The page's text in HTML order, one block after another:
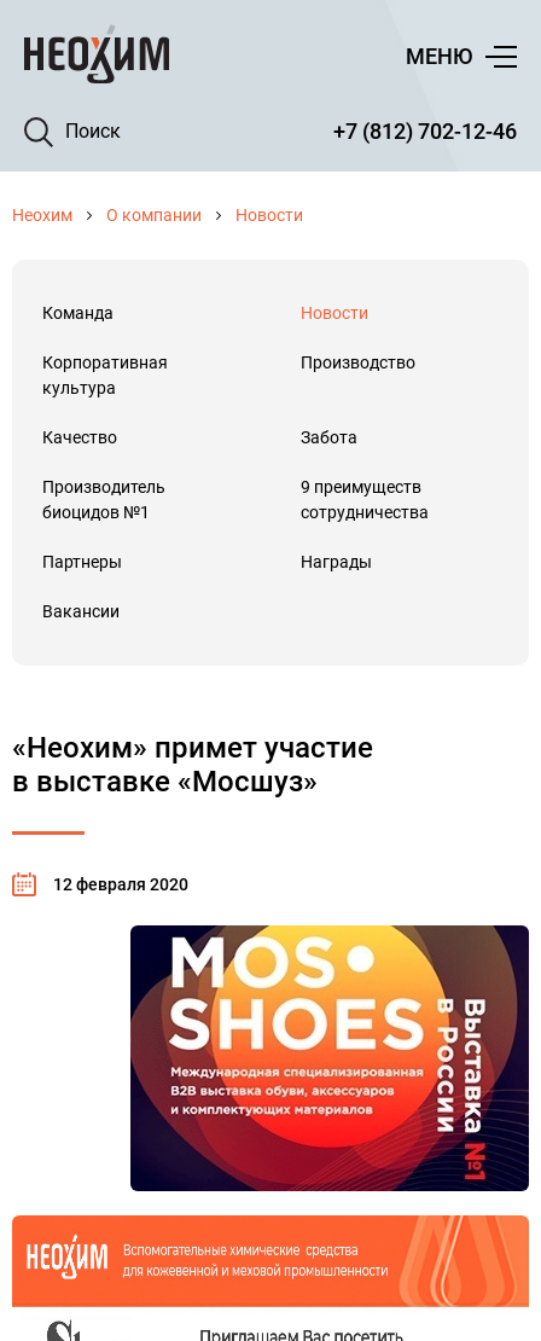
Поиск
МЕНЮ
+7 (812) 702-12-46
Неохим О компании Новости
Команда Новости
Корпоративная
культура
Производство
Качество Забота
Производитель
биоцидов №1
9 преимуществ
сотрудничества
Партнеры Награды
Вакансии
«Неохим» примет участие
в выставке «Мосшуз»
12 февраля 2020